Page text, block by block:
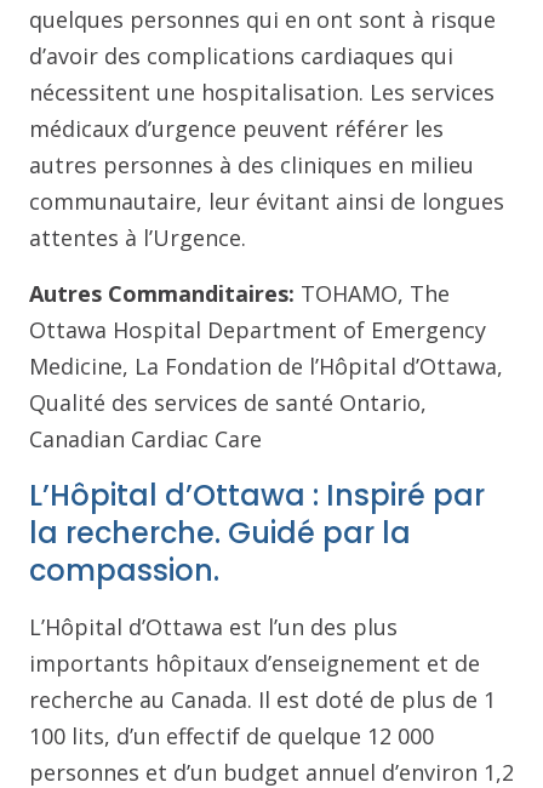
quelques personnes qui en ont sont à risque
d’avoir des complications cardiaques qui
nécessitent une hospitalisation. Les services
médicaux d’urgence peuvent référer les
autres personnes à des cliniques en milieu
communautaire, leur évitant ainsi de longues
attentes à l’Urgence.
Autres Commanditaires: TOHAMO, The
Ottawa Hospital Department of Emergency
Medicine, La Fondation de l’Hôpital d’Ottawa,
Qualité des services de santé Ontario,
Canadian Cardiac Care
L’Hôpital d’Ottawa : Inspiré par
la recherche. Guidé par la
compassion.
L’Hôpital d’Ottawa est l’un des plus
importants hôpitaux d’enseignement et de
recherche au Canada. Il est doté de plus de 1
100 lits, d’un effectif de quelque 12 000
personnes et d’un budget annuel d’environ 1,2